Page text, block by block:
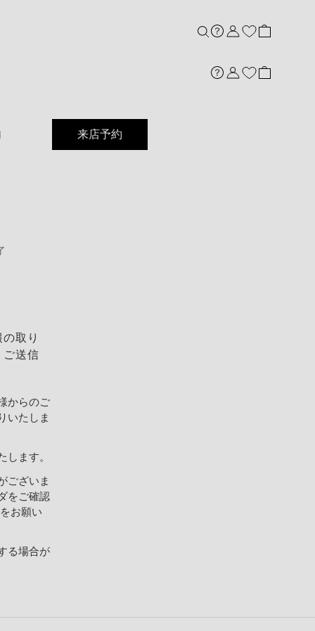
店舗案内
来店予約
の取り
ご送信
からのご
いたしま
します。
ございま
をご確認
お願い
る場合が